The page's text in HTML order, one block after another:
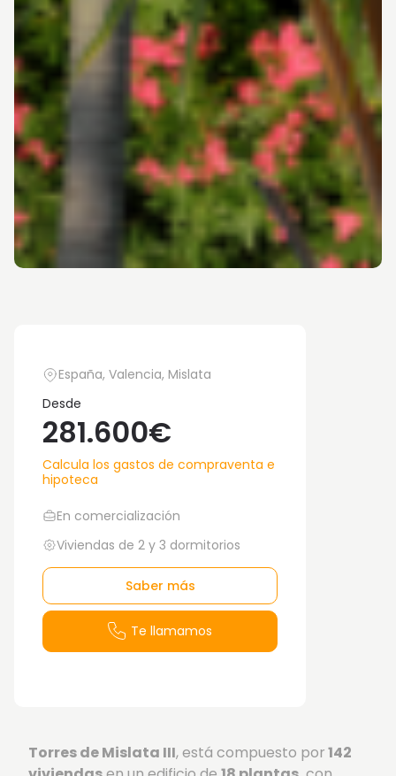
España, Valencia, Mislata
Desde
281.600€
Calcula los gastos de compraventa e
hipoteca
En comercialización
Viviendas de 2 y 3 dormitorios
Saber más
Te llamamos
Torres de Mislata III, está compuesto por142